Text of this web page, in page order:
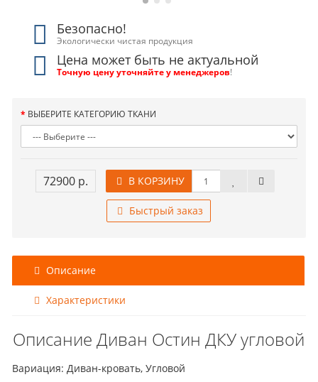
Безопасно!
Экологически чистая продукция
Цена может быть не актуальной
Точную цену уточняйте у менеджеров!
ВЫБЕРИТЕ КАТЕГОРИЮ ТКАНИ
72900 р. В КОРЗИНУ
Быстрый заказ
Описание
Характеристики
Описание Диван Остин ДКУ угловой
Вариация: Диван-кровать, Угловой